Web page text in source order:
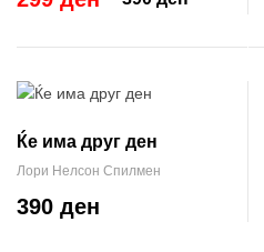
Ќе има друг ден
Лори Нелсон Спилмен
390 ден